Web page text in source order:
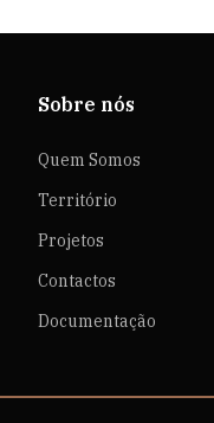
Sobre nós
Quem Somos
Território
Projetos
Contactos
Documentação